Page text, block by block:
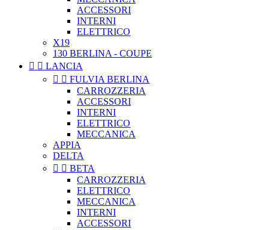
ACCESSORI
INTERNI
ELETTRICO
X19
130 BERLINA - COUPE
  LANCIA
  FULVIA BERLINA
CARROZZERIA
ACCESSORI
INTERNI
ELETTRICO
MECCANICA
APPIA
DELTA
  BETA
CARROZZERIA
ELETTRICO
MECCANICA
INTERNI
ACCESSORI